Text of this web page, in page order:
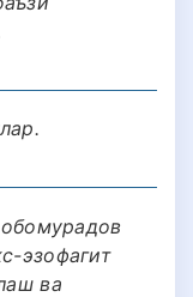
эзофагит
ва